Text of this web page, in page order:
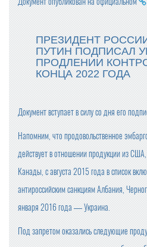
ПРЕЗИДЕНТ
ПУТИН ПОДПИСАЛ
ПРОДЛЕНИИ
КОНЦА 2022 ГОДА
Документ вступает в силу со дня его
Напомним, что продовольственное
действует в отношении продукции из
Канады, с августа 2015 года в список
антироссийским санкциям Албания,
января 2016 года — Украина.
Под запретом оказались следующие